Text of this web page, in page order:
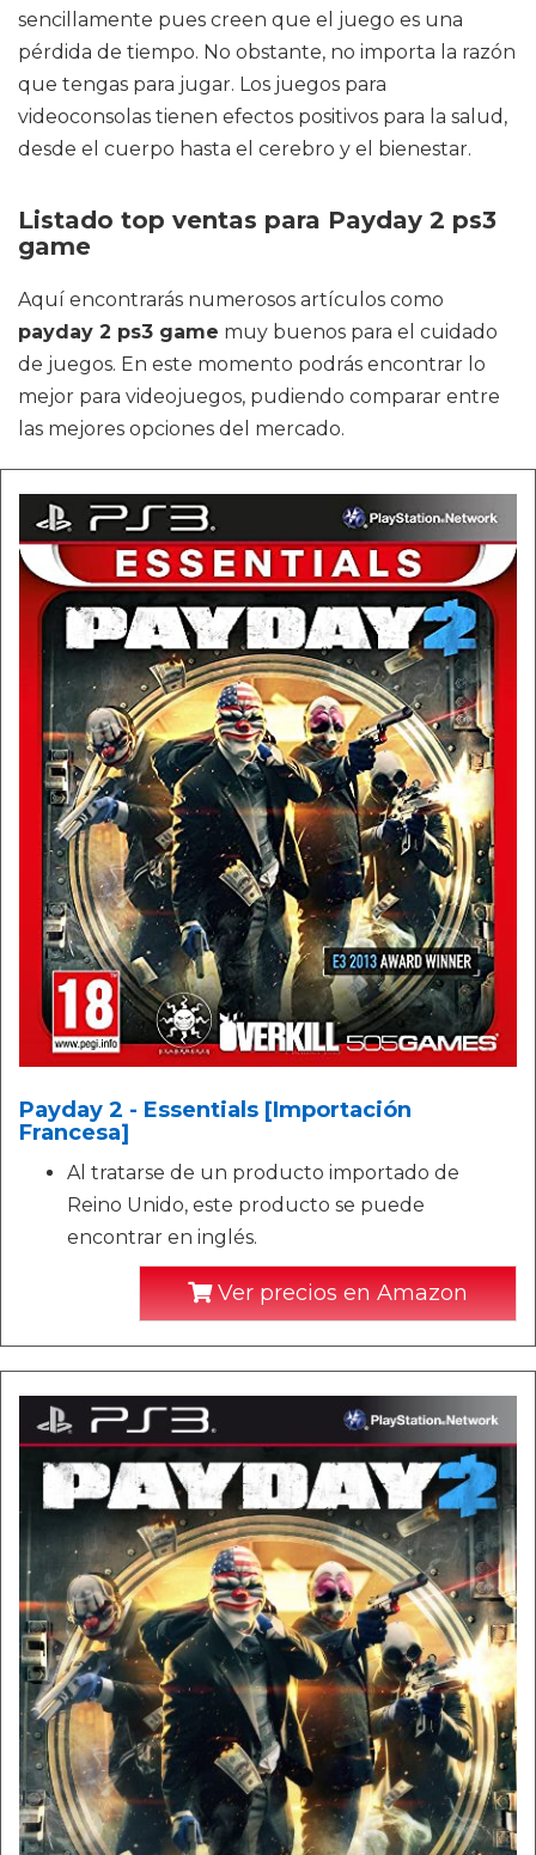
sencillamente pues creen que el juego es una
pérdida de tiempo. No obstante, no importa la razón
que tengas para jugar. Los juegos para
videoconsolas tienen efectos positivos para la salud,
desde el cuerpo hasta el cerebro y el bienestar.
Listado top ventas para Payday 2 ps3
game
Aquí encontrarás numerosos artículos como
payday 2 ps3 game muy buenos para el cuidado
de juegos. En este momento podrás encontrar lo
mejor para videojuegos, pudiendo comparar entre
las mejores opciones del mercado.
Payday 2 - Essentials [Importación
Francesa]
Al tratarse de un producto importado de
Reino Unido, este producto se puede
encontrar en inglés.
Ver precios en Amazon